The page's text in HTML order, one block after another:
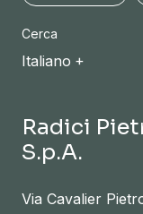
Cerca
Italiano
Radici
S.p.A.
Via Cavalier